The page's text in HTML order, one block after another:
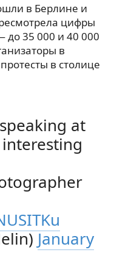
в Берлине и
цифры
до 35 000 и 40 000
в
в столице
at
January